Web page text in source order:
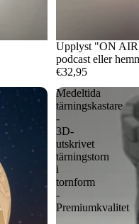
Upplyst "ON
podcast eller
€32,95
Medeltida
tärningskastare
-
3D-
utskrivet
tärningstorn
i
tornform
-
Premiumkvalitet